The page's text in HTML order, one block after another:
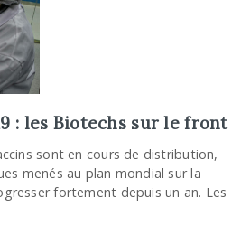
: les Biotechs sur le front
sont en cours de distribution,
menés au plan mondial sur la
fortement depuis un an. Les